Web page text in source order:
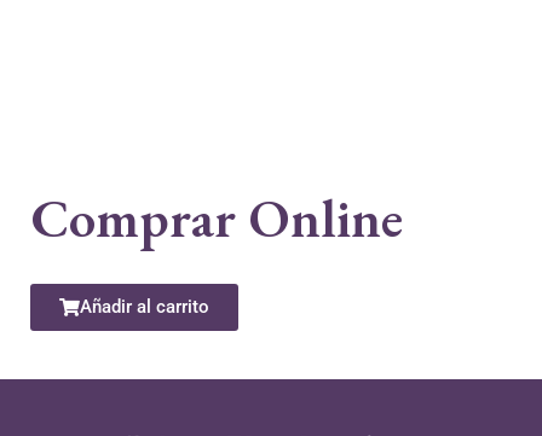
Comprar Online
Añadir al carrito